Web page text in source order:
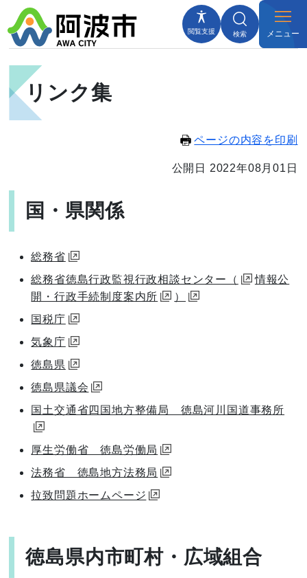
閲覧支援 検索 メニュー
リンク集
ページの内容を印刷
公開日 2022年08月01日
国・県関係
総務省
総務省徳島行政監視行政相談センター（
情報公
開・行政手続制度案内所
）
国税庁
気象庁
徳島県
徳島県議会
国土交通省四国地方整備局 徳島河川国道事務所
厚生労働省 徳島労働局
法務省 徳島地方法務局
拉致問題ホームページ
徳島県内市町村・広域組合